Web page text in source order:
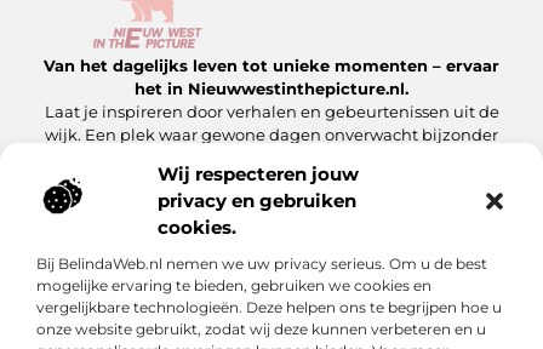
Wij respecteren jouw
privacy en gebruiken
cookies.
Bij BelindaWeb.nl nemen we uw privacy serieus. Om u de best
mogelijke ervaring te bieden, gebruiken we cookies en
vergelijkbare technologieën. Deze helpen ons te begrijpen hoe u
onze website gebruikt, zodat wij deze kunnen verbeteren en u
Van het dagelijks leven tot unieke momenten – ervaar
het in Nieuwwestinthepicture.nl.
Laat je inspireren door verhalen en gebeurtenissen uit de
wijk. Een plek waar gewone dagen onverwacht bijzonder
Onze informatie
Bericht categorie